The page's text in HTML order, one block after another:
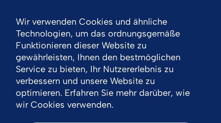
Wir verwenden Cookies und ähnliche
Technologien, um das ordnungsgemäße
Funktionieren dieser Website zu
gewährleisten, Ihnen den bestmöglichen
Service zu bieten, Ihr Nutzererlebnis zu
verbessern und unsere Website zu
optimieren. Erfahren Sie mehr darüber, wie
wir Cookies verwenden.